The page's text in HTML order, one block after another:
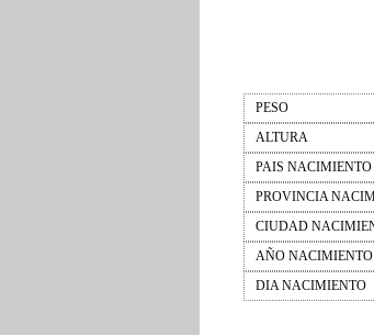
PESO
ALTURA
PAIS NACIMIENTO
PROVINCIA
CIUDAD
AÑO NACIMIENTO
DIA NACIMIENTO